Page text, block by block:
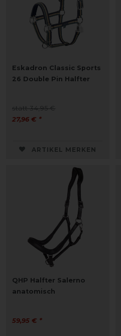
Eskadron Classic Sports
26 Double Pin Halfter
statt 34,95 €
27,96 € *
ARTIKEL MERKEN
QHP Halfter Salerno
anatomisch
59,95 € *